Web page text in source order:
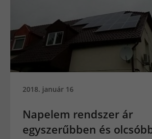
2018. január 16
Napelem rendszer ár
egyszerűbben és